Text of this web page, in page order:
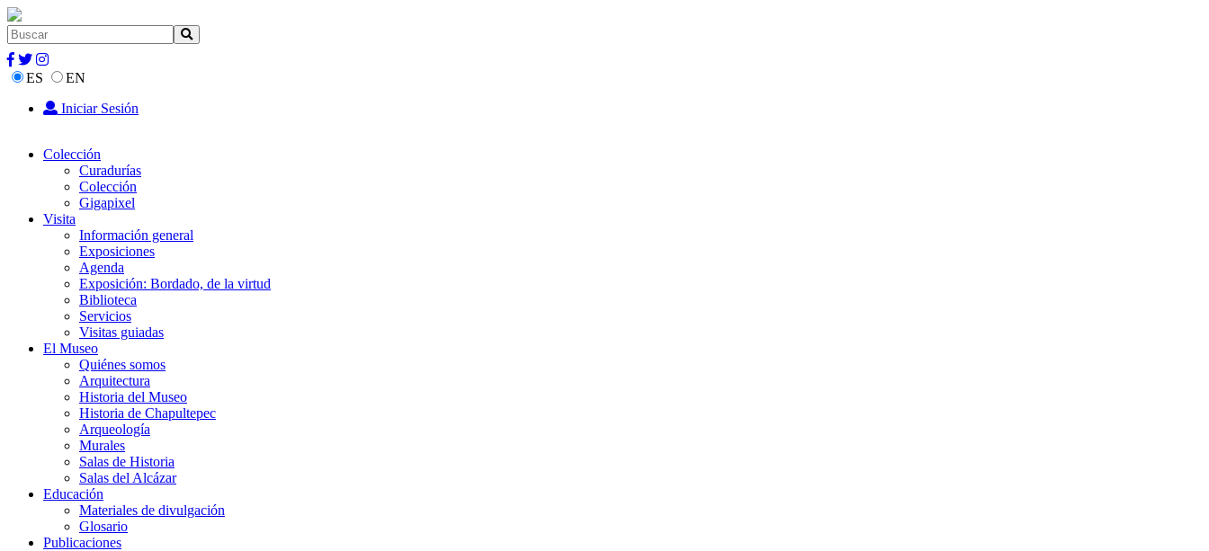
ES
EN
Iniciar Sesión
Colección
Curadurías
Colección
Gigapixel
Visita
Información general
Exposiciones
Agenda
Exposición: Bordado, de la virtud
Biblioteca
Servicios
Visitas guiadas
El Museo
Quiénes somos
Arquitectura
Historia del Museo
Historia de Chapultepec
Arqueología
Murales
Salas de Historia
Salas del Alcázar
Educación
Materiales de divulgación
Glosario
Publicaciones